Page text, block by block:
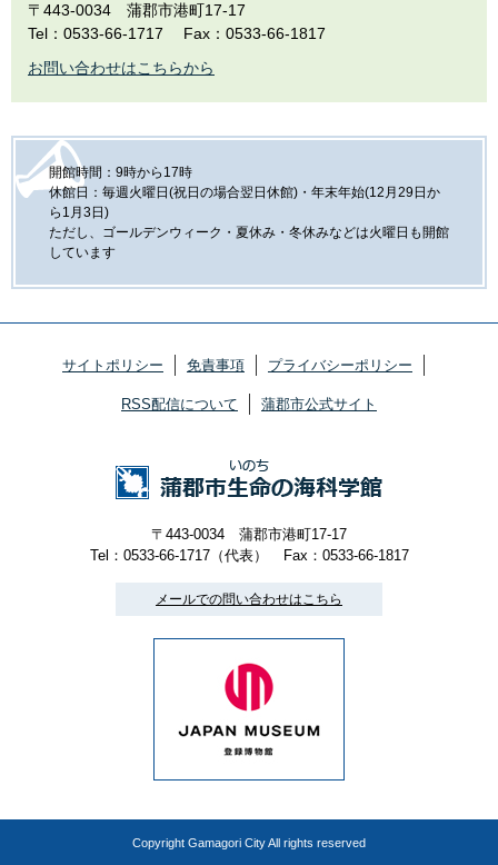
〒443-0034
蒲郡市港町17-17
Tel：0533-66-1717
Fax：0533-66-1817
お問い合わせはこちらから
開館時間：9時から17時
休館日：毎週火曜日(祝日の場合翌日休館)・年末年始(12月29日か
ら1月3日)
ただし、ゴールデンウィーク・夏休み・冬休みなどは火曜日も開館
しています
サイトポリシー 免責事項 プライバシーポリシー
RSS配信について 蒲郡市公式サイト
〒443-0034 蒲郡市港町17-17
Tel：0533-66-1717（代表）
Fax：0533-66-1817
メールでの問い合わせはこちら
Copyright Gamagori City All rights reserved